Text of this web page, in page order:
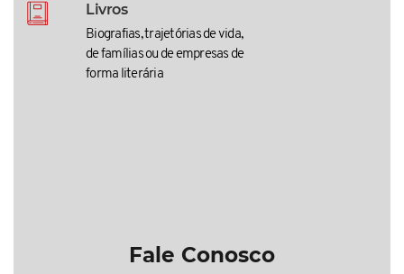
Livros
Biografias, trajetórias de vida,
de famílias ou de empresas de
forma literária
Fale Conosco